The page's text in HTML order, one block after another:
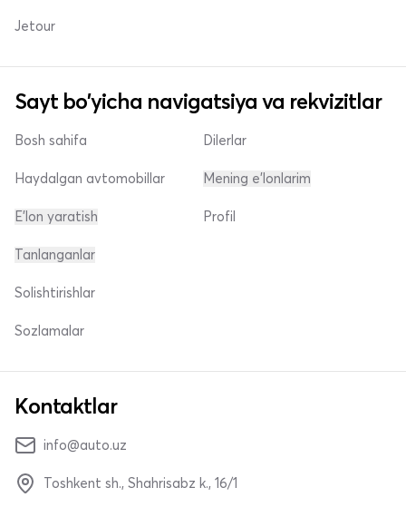
Jetour
Sayt bo'yicha navigatsiya va rekvizitlar
Bosh sahifa
Haydalgan avtomobillar
E'lon yaratish
Dilerlar
Mening e'lonlarim
Profil
Tanlanganlar
Solishtirishlar
Sozlamalar
Kontaktlar
info@auto.uz
Toshkent sh., Shahrisabz k., 16/1